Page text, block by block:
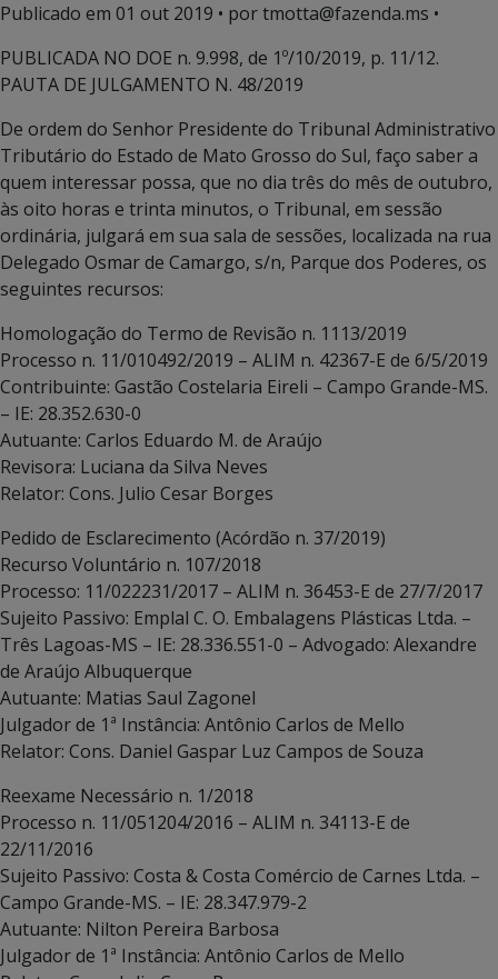
Publicado em 01 out 2019 • por tmotta@fazenda.ms •
PUBLICADA NO DOE n. 9.998, de 1º/10/2019, p. 11/12.
PAUTA DE JULGAMENTO N. 48/2019
De ordem do Senhor Presidente do Tribunal Administrativo
Tributário do Estado de Mato Grosso do Sul, faço saber a
quem interessar possa, que no dia três do mês de outubro,
às oito horas e trinta minutos, o Tribunal, em sessão
ordinária, julgará em sua sala de sessões, localizada na rua
Delegado Osmar de Camargo, s/n, Parque dos Poderes, os
seguintes recursos:
Homologação do Termo de Revisão n. 1113/2019
Processo n. 11/010492/2019 – ALIM n. 42367-E de 6/5/2019
Contribuinte: Gastão Costelaria Eireli – Campo Grande-MS.
– IE: 28.352.630-0
Autuante: Carlos Eduardo M. de Araújo
Revisora: Luciana da Silva Neves
Relator: Cons. Julio Cesar Borges
Pedido de Esclarecimento (Acórdão n. 37/2019)
Recurso Voluntário n. 107/2018
Processo: 11/022231/2017 – ALIM n. 36453-E de 27/7/2017
Sujeito Passivo: Emplal C. O. Embalagens Plásticas Ltda. –
Três Lagoas-MS – IE: 28.336.551-0 – Advogado: Alexandre
de Araújo Albuquerque
Autuante: Matias Saul Zagonel
Julgador de 1ª Instância: Antônio Carlos de Mello
Relator: Cons. Daniel Gaspar Luz Campos de Souza
Reexame Necessário n. 1/2018
Processo n. 11/051204/2016 – ALIM n. 34113-E de
22/11/2016
Sujeito Passivo: Costa & Costa Comércio de Carnes Ltda. –
Campo Grande-MS. – IE: 28.347.979-2
Autuante: Nilton Pereira Barbosa
Julgador de 1ª Instância: Antônio Carlos de Mello